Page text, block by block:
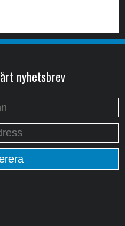
nyhetsbrev